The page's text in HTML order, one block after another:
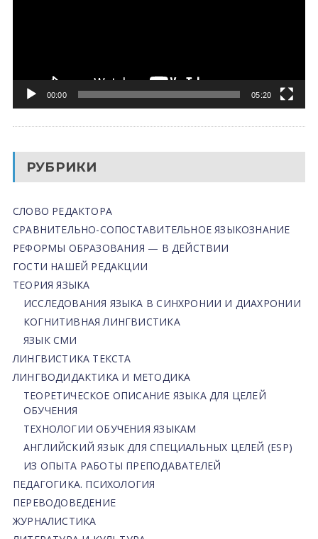
00:00 05:20
РУБРИКИ
СЛОВО РЕДАКТОРА
СРАВНИТЕЛЬНО-СОПОСТАВИТЕЛЬНОЕ ЯЗЫКОЗНАНИЕ
РЕФОРМЫ ОБРАЗОВАНИЯ — В ДЕЙСТВИИ
ГОСТИ НАШЕЙ РЕДАКЦИИ
ТЕОРИЯ ЯЗЫКА
ИССЛЕДОВАНИЯ ЯЗЫКА В СИНХРОНИИ И ДИАХРОНИИ
КОГНИТИВНАЯ ЛИНГВИСТИКА
ЯЗЫК СМИ
ЛИНГВИСТИКА ТЕКСТА
ЛИНГВОДИДАКТИКА И МЕТОДИКА
ТЕОРЕТИЧЕСКОЕ ОПИСАНИЕ ЯЗЫКА ДЛЯ ЦЕЛЕЙ
ОБУЧЕНИЯ
ТЕХНОЛОГИИ ОБУЧЕНИЯ ЯЗЫКАМ
АНГЛИЙСКИЙ ЯЗЫК ДЛЯ СПЕЦИАЛЬНЫХ ЦЕЛЕЙ (ESP)
ИЗ ОПЫТА РАБОТЫ ПРЕПОДАВАТЕЛЕЙ
ПЕДАГОГИКА. ПСИХОЛОГИЯ
ПЕРЕВОДОВЕДЕНИЕ
ЖУРНАЛИСТИКА